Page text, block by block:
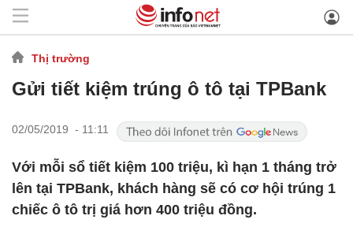
Thị trường
Gửi tiết kiệm trúng ô tô tại TPBank
02/05/2019 - 11:11
Với mỗi sổ tiết kiệm 100 triệu, kì hạn 1 tháng trở
lên tại TPBank, khách hàng sẽ có cơ hội trúng 1
chiếc ô tô trị giá hơn 400 triệu đồng.